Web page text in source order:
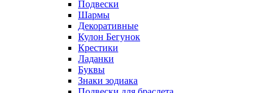
Подвески
Шармы
Декоративные
Кулон Бегунок
Крестики
Ладанки
Буквы
Знаки зодиака